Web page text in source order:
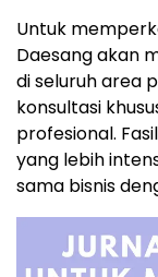
Untuk
Daesang akan
di seluruh area
konsultasi
profesional.
yang lebih
sama bisnis